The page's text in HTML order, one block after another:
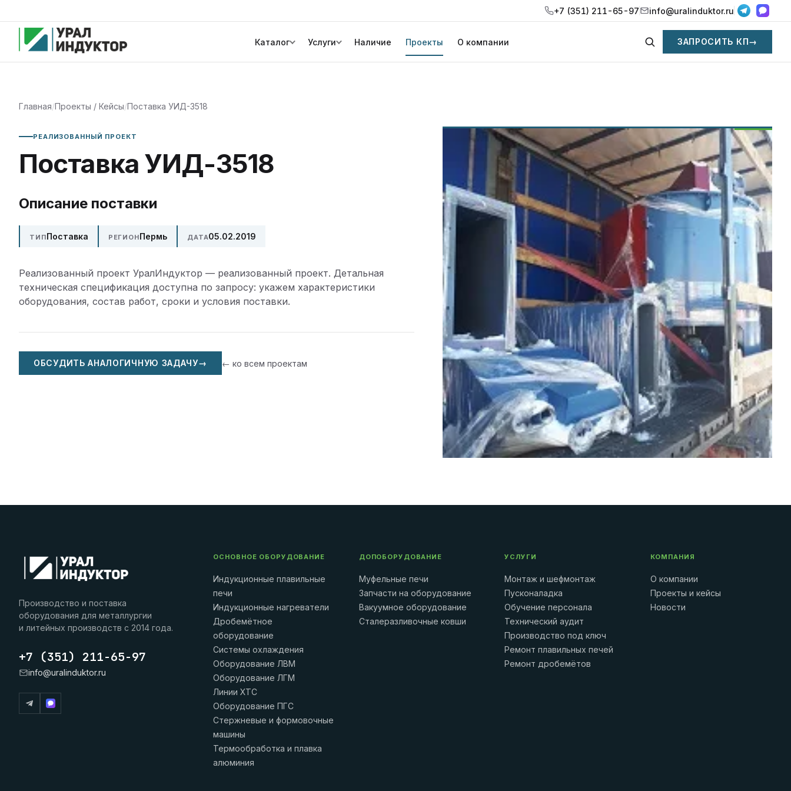
+7 (351) 211-65-97 info@uralinduktor.ru
Каталог Услуги Наличие Проекты О компании ЗАПРОСИТЬ КП→
Главная/Проекты / Кейсы/Поставка УИД-3518
РЕАЛИЗОВАННЫЙ ПРОЕКТ
Поставка УИД-3518
Описание поставки
ТИППоставка РЕГИОНПермь ДАТА05.02.2019
Реализованный проект УралИндуктор — реализованный проект. Детальная
техническая спецификация доступна по запросу: укажем характеристики
оборудования, состав работ, сроки и условия поставки.
ОБСУДИТЬ АНАЛОГИЧНУЮ ЗАДАЧУ→ ← ко всем проектам
Производство и поставка
оборудования для металлургии
и литейных производств с 2014 года.
+7 (351) 211-65-97
info@uralinduktor.ru
ОСНОВНОЕ ОБОРУДОВАНИЕ
Индукционные плавильные
печи
Индукционные нагреватели
Дробемётное
оборудование
Системы охлаждения
Оборудование ЛВМ
Оборудование ЛГМ
Линии ХТС
Оборудование ПГС
Стержневые и формовочные
машины
Термообработка и плавка
алюминия
ДОПОБОРУДОВАНИЕ
Муфельные печи
Запчасти на оборудование
Вакуумное оборудование
Сталеразливочные ковши
УСЛУГИ
Монтаж и шефмонтаж
Пусконаладка
Обучение персонала
Технический аудит
Производство под ключ
Ремонт плавильных печей
Ремонт дробемётов
КОМПАНИЯ
О компании
Проекты и кейсы
Новости